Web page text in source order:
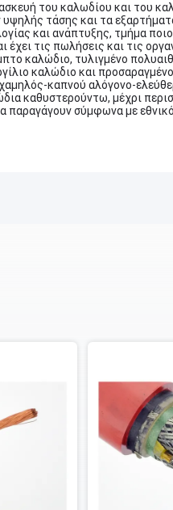
του καλωδίου και του
τάσης και τα
και ανάπτυξης, τμήμα
τις πωλήσεις και τις
καλώδιο, τυλιγμένο
καλώδιο και
καπνού αλόγονο-
καθυστερούντω, μέχρι
παραγάγουν σύμφωνα με